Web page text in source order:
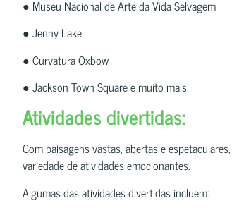
● Museu Nacional de Arte da Vida Selvagem
● Jenny Lake
● Curvatura Oxbow
● Jackson Town Square e muito mais
Atividades divertidas:
Com paisagens vastas, abertas e
variedade de atividades emocionantes.
Algumas das atividades divertidas incluem: